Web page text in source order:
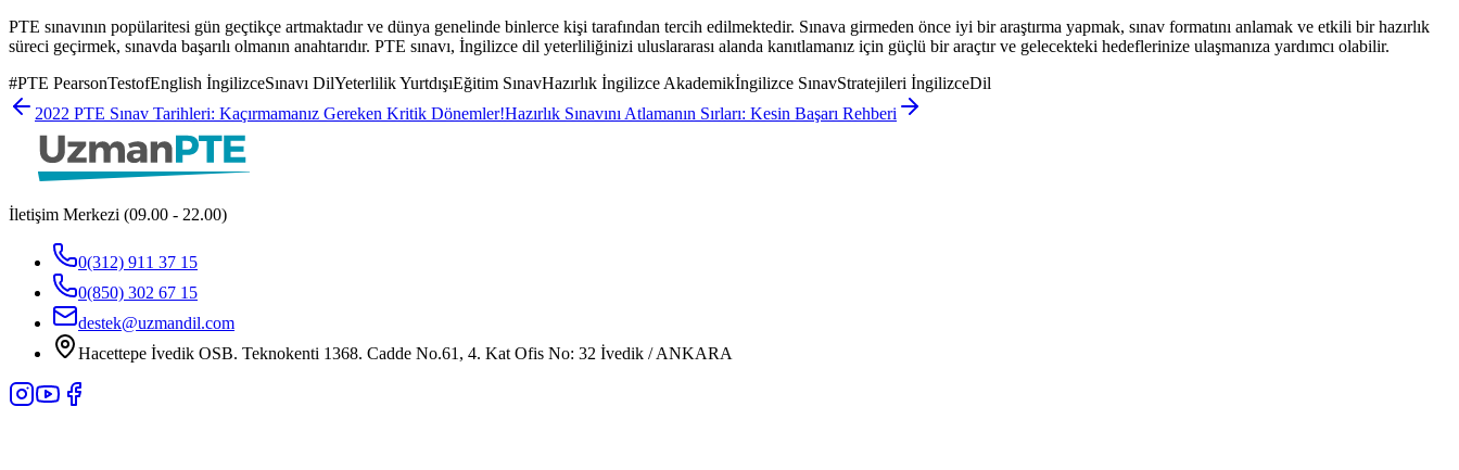
PTE sınavının popülaritesi gün geçtikçe artmaktadır ve dünya genelinde binlerce kişi tarafından tercih edilmektedir. Sınava girmeden önce iyi bir araştırma yapmak, sınav formatını anlamak ve etkili bir hazırlık
süreci geçirmek, sınavda başarılı olmanın anahtarıdır. PTE sınavı, İngilizce dil yeterliliğinizi uluslararası alanda kanıtlamanız için güçlü bir araçtır ve gelecekteki hedeflerinize ulaşmanıza yardımcı olabilir.
#PTE PearsonTestofEnglish İngilizceSınavı DilYeterlilik YurtdışıEğitim SınavHazırlık İngilizce Akademikİngilizce SınavStratejileri İngilizceDil
2022 PTE Sınav Tarihleri: Kaçırmamanız Gereken Kritik Dönemler!Hazırlık Sınavını Atlamanın Sırları: Kesin Başarı Rehberi
İletişim Merkezi (09.00 - 22.00)
0(312) 911 37 15
0(850) 302 67 15
destek@uzmandil.com
Hacettepe İvedik OSB. Teknokenti 1368. Cadde No.61, 4. Kat Ofis No: 32 İvedik / ANKARA